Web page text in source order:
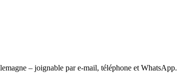
– joignable par e-mail, téléphone et WhatsApp.